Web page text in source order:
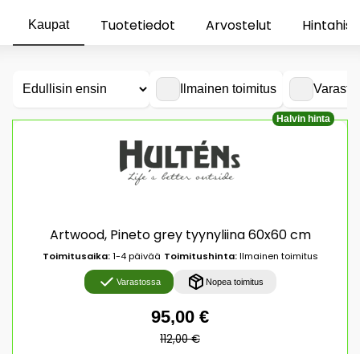
Kaupat Tuotetiedot Arvostelut
Ilmainen toimitus
Halvin hinta
Artwood, Pineto grey tyynyliina 60x60 cm
Toimitusaika:1-4 päivää Toimitushinta:Ilmainen toimitus
Varastossa Nopea toimitus
95,00 €
112,00 €